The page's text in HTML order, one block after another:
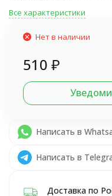
Все характеристики
Нет в наличии
510 ₽
Написать в
Написать в
Доставка по